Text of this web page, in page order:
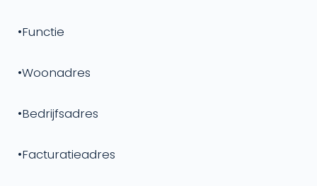
•Functie
•Woonadres
•Bedrijfsadres
•Facturatieadres